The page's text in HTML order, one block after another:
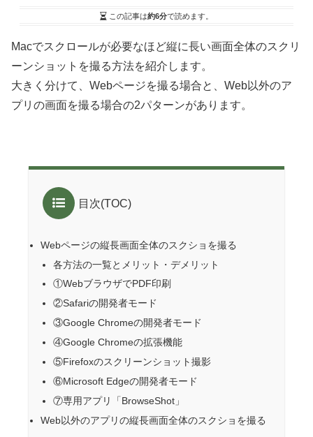
この記事は約6分で読めます。
Macでスクロールが必要なほど縦に長い画面全体のスクリ
ーンショットを撮る方法を紹介します。
大きく分けて、Webページを撮る場合と、Web以外のア
プリの画面を撮る場合の2パターンがあります。
目次(TOC)
Webページの縦長画面全体のスクショを撮る
各方法の一覧とメリット・デメリット
①WebブラウザでPDF印刷
②Safariの開発者モード
③Google Chromeの開発者モード
④Google Chromeの拡張機能
⑤Firefoxのスクリーンショット撮影
⑥Microsoft Edgeの開発者モード
⑦専用アプリ「BrowseShot」
Web以外のアプリの縦長画面全体のスクショを撮る